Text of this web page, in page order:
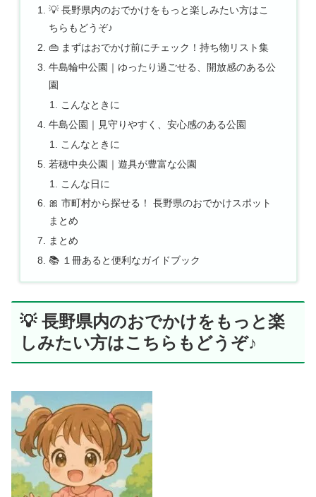
💡 長野県内のおでかけをもっと楽しみたい方はこ
ちらもどうぞ♪
👜 まずはおでかけ前にチェック！持ち物リスト集
牛島輪中公園｜ゆったり過ごせる、開放感のある公
園
こんなときに
牛島公園｜見守りやすく、安心感のある公園
こんなときに
若穂中央公園｜遊具が豊富な公園
こんな日に
🎀 市町村から探せる！ 長野県のおでかけスポット
まとめ
まとめ
📚 １冊あると便利なガイドブック
💡 長野県内のおでかけをもっと楽
しみたい方はこちらもどうぞ♪